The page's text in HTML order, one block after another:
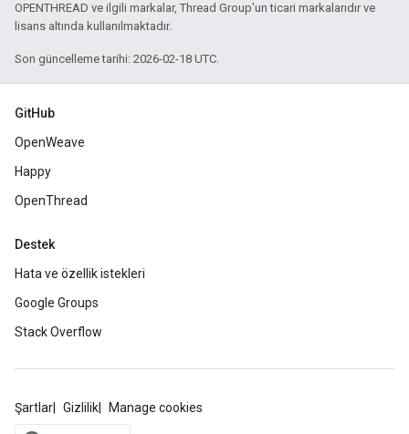
OPENTHREAD ve ilgili markalar, Thread Group'un ticari markalarıdır ve
lisans altında kullanılmaktadır.
Son güncelleme tarihi: 2026-02-18 UTC.
GitHub
OpenWeave
Happy
OpenThread
Destek
Hata ve özellik istekleri
Google Groups
Stack Overflow
Şartlar Gizlilik Manage cookies